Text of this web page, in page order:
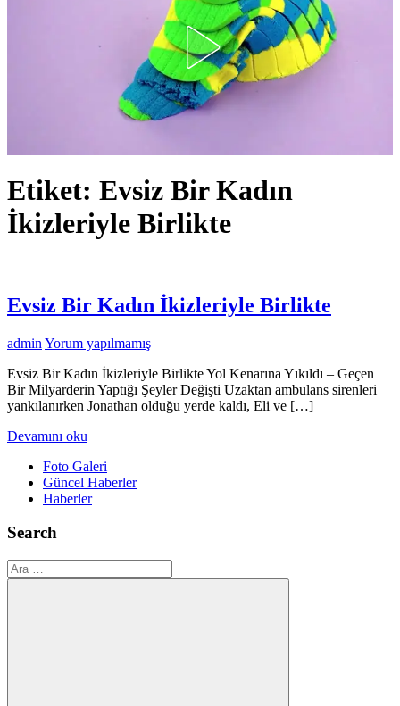
Etiket: Evsiz Bir Kadın
İkizleriyle Birlikte
Evsiz Bir Kadın İkizleriyle Birlikte
admin Yorum yapılmamış
Evsiz Bir Kadın İkizleriyle Birlikte Yol Kenarına Yıkıldı – Geçen
Bir Milyarderin Yaptığı Şeyler Değişti Uzaktan ambulans sirenleri
yankılanırken Jonathan olduğu yerde kaldı, Eli ve […]
Devamını oku
Foto Galeri
Güncel Haberler
Haberler
Search
Ara: